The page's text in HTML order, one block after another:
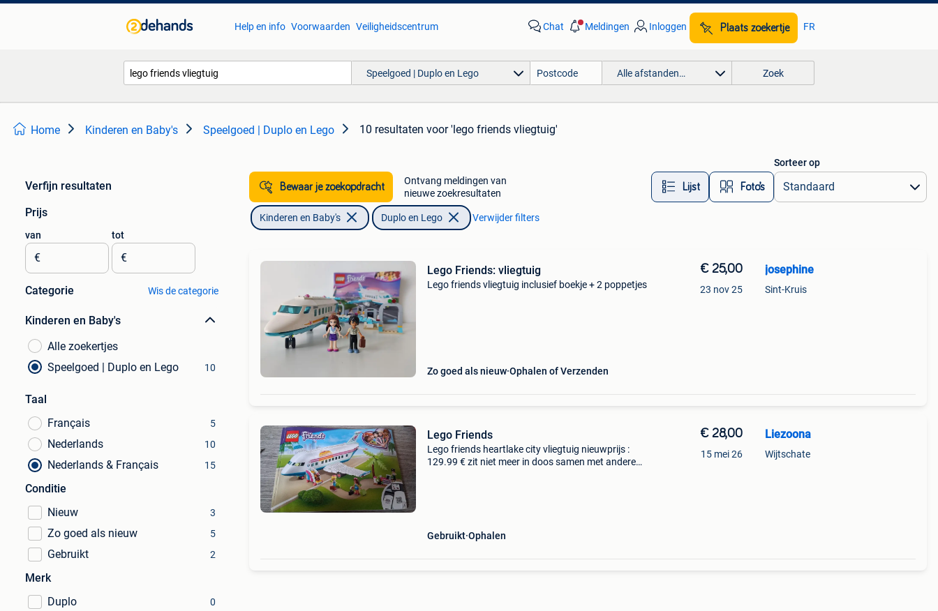
Help en info Voorwaarden Veiligheidscentrum Chat Meldingen Inloggen Plaats zoekertje FR
Speelgoed | Duplo en Lego Alle afstanden… Zoek
Home Kinderen en Baby's Speelgoed | Duplo en Lego 10 resultaten voor 'lego friends vliegtuig'
Verfijn resultaten
Prijs
van
€
tot
€
Categorie Wis de categorie
Kinderen en Baby's
Alle zoekertjes
Speelgoed | Duplo en Lego
10
Taal
Français
5
Nederlands 10
Nederlands & Français 15
Conditie
Nieuw
3
Zo goed als nieuw 5
Gebruikt 2
Merk
Duplo
0
Bewaar je zoekopdracht
Ontvang meldingen van
nieuwe zoekresultaten
Lijst Foto’s
Sorteer op
Kinderen en Baby's Duplo en Lego Verwijder filters
Lego Friends: vliegtuig
Lego friends vliegtuig inclusief boekje + 2 poppetjes
Zo goed als nieuw Ophalen of Verzenden
€ 25,00
23 nov 25
josephine
Sint-Kruis
Lego Friends
Lego friends heartlake city vliegtuig nieuwprijs :
129.99 € zit niet meer in doos samen met andere
Gebruikt Ophalen
€ 28,00
15 mei 26
Liezoona
Wijtschate